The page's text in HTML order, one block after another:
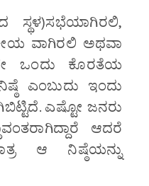
ಸ್ಥಳ)ಸಭೆಯಾಗಿರಲಿ,
ವಾಗಿರಲಿ ಅಥವಾ
ಒಂದು ಕೊರತೆಯ
ಎಂಬುದು ಇಂದು
ಎಷ್ಟೋ ಜನರು
ಆದರೆ
ಆ ನಿಷ್ಠೆಯನ್ನು